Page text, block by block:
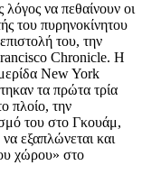
να πεθαίνουν οι
του πυρηνοκίνητου
του, την
Chronicle. Η
New York
τα πρώτα τρία
πλοίο, την
του στο Γκουάμ,
εξαπλώνεται και
χώρου» στο